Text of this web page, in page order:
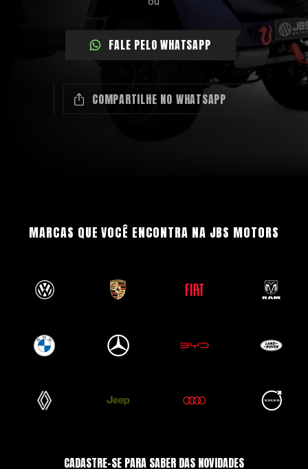
FALE PELO WHATSAPP
COMPARTILHE NO WHATSAPP
MARCAS QUE VOCÊ ENCONTRA NA JBS MOTORS
CADASTRE-SE PARA SABER DAS NOVIDADES